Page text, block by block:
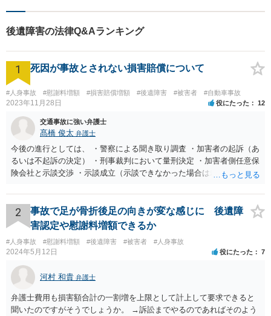
【交通事故】相談実績多数！
はお任せください
後遺障害の法律Q&Aランキング
1 死因が事故とされない損害賠償について
#人身事故 #慰謝料増額 #損害賠償増額 #後遺障害 #被害者 #自動車事故
2023年11月28日 役にたった 12
交通事故に強い弁護士
髙橋 俊太 弁護士
今後の進行としては、 ・警察による聞き取り調査 ・加害者の起訴（あ
るいは不起訴の決定） ・刑事裁判において量刑決定 ・加害者側任意保
険会社と示談交渉 ・示談成立（示談できなかった場合は裁判） となり
加害者に対する処罰感情など尋ねられるはずですので、率直にお答え
になるとよいと思います。
2
事故で足が骨折後足の向きが変な感じに 後遺障
害認定や慰謝料増額できるか
#人身事故 #慰謝料増額 #後遺障害 #被害者 #人身事故
2024年5月12日 役にたった 7
河村 和貴 弁護士
弁護士費用も損害額合計の一割増を上限として計上して要求できると
聞いたのですがそうでしょうか。 →訴訟までやるのであればそのよう